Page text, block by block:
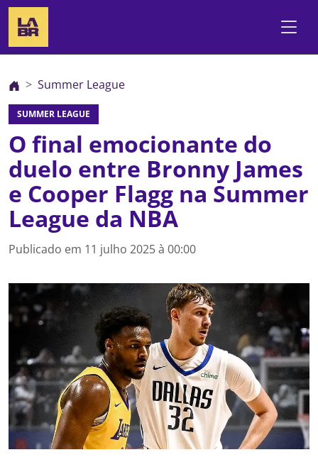
Summer League
SUMMER LEAGUE
O final emocionante do
duelo entre Bronny James
e Cooper Flagg na Summer
League da NBA
Publicado em 11 julho 2025 à 00:00